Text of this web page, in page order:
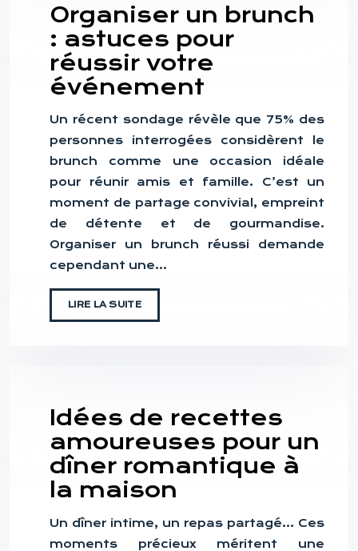
Organiser un brunch
: astuces pour
réussir votre
événement
Un récent sondage révèle que 75% des
personnes interrogées considèrent le
brunch comme une occasion idéale
pour réunir amis et famille. C’est un
moment de partage convivial, empreint
de détente et de gourmandise.
Organiser un brunch réussi demande
cependant une…
LIRE LA SUITE
Idées de recettes
amoureuses pour un
dîner romantique à
la maison
Un dîner intime, un repas partagé… Ces
moments précieux méritent une